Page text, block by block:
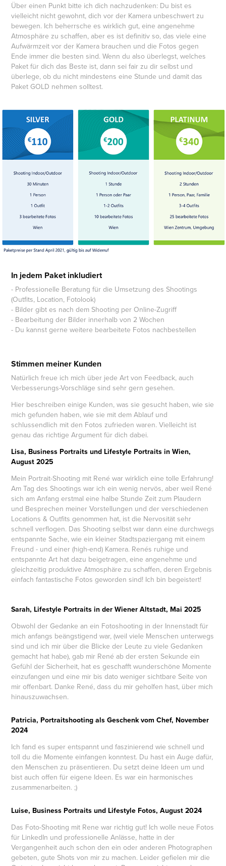
Über einen Punkt bitte ich dich nachzudenken: Du bist es
vielleicht nicht gewohnt, dich vor der Kamera unbeschwert zu
bewegen. Ich beherrsche es wirklich gut, eine angenehme
Atmosphäre zu schaffen, aber es ist definitiv so, das viele eine
Aufwärmzeit vor der Kamera brauchen und die Fotos gegen
Ende immer die besten sind. Wenn du also überlegst, welches
Paket für dich das Beste ist, dann sei fair zu dir selbst und
überlege, ob du nicht mindestens eine Stunde und damit das
Paket GOLD nehmen solltest.
In jedem Paket inkludiert
- Professionelle Beratung für die Umsetzung des Shootings
(Outfits, Location, Fotolook)
- Bilder gibt es nach dem Shooting per Online-Zugriff
- Bearbeitung der Bilder innerhalb von 2 Wochen
- Du kannst gerne weitere bearbeitete Fotos nachbestellen
Stimmen meiner Kunden
Natürlich freue ich mich über jede Art von Feedback, auch
Verbesserungs-Vorschläge sind sehr gern gesehen.
Hier beschreiben einige Kunden, was sie gesucht haben, wie sie
mich gefunden haben, wie sie mit dem Ablauf und
schlussendlich mit den Fotos zufrieden waren. Vielleicht ist
genaudas richtige Argument für dich dabei.
Lisa, Business Portraits und Lifestyle Portraits in Wien,
August 2025
Mein Portrait-Shooting mit René war wirklich eine tolle Erfahrung!
Am Tag des Shootings war ich ein wenig nervös, aber weil René
sich am Anfang erstmal eine halbe Stunde Zeit zum Plaudern
und Besprechen meiner Vorstellungen und der verschiedenen
Locations & Outfits genommen hat, ist die Nervosität sehr
schnell verflogen. Das Shooting selbst war dann eine durchwegs
entspannte Sache, wie ein kleiner Stadtspaziergang mit einem
Freund - und einer (high-end) Kamera. Renés ruhige und
entspannte Art hat dazu beigetragen, eine angenehme und
gleichzeitig produktive Atmosphäre zu schaffen, deren Ergebnis
einfach fantastische Fotos geworden sind! Ich bin begeistert!
Sarah, Lifestyle Portraits in der Wiener Altstadt, Mai 2025
Obwohl der Gedanke an ein Fotoshooting in der Innenstadt für
mich anfangs beängstigend war, (weil viele Menschen unterwegs
sind und ich mir über die Blicke der Leute zu viele Gedanken
gemacht hat habe), gab mir René ab der ersten Sekunde ein
Gefühl der Sicherheit, hat es geschafft wunderschöne Momente
einzufangen und eine mir bis dato weniger sichtbare Seite von
mir offenbart. Danke René, dass du mir geholfen hast, über mich
hinauszuwachsen.
Patricia, Portraitshooting als Geschenk vom Chef, November
2024
Ich fand es super entspannt und faszinierend wie schnell und
toll du die Momente einfangen konntest. Du hast ein Auge dafür,
den Menschen zu präsentieren. Du setzt deine Ideen um und
bist auch offen für eigene Ideen. Es war ein harmonisches
zusammenarbeiten. ;)
Luise, Business Portraits und Lifestyle Fotos, August 2024
Das Foto-Shooting mit Rene war richtig gut! Ich wolle neue Fotos
für LinkedIn und professionelle Anlässe, hatte in der
Vergangenheit auch schon den ein oder anderen Photographen
gebeten, gute Shots von mir zu machen. Leider gefielen mir die